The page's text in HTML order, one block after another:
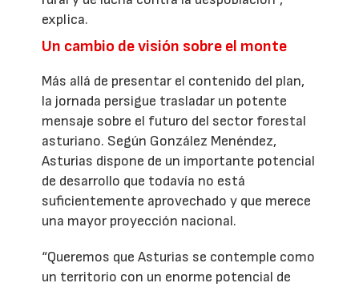
explica.
Un cambio de visión sobre el monte
Más allá de presentar el contenido del plan,
la jornada persigue trasladar un potente
mensaje sobre el futuro del sector forestal
asturiano. Según González Menéndez,
Asturias dispone de un importante potencial
de desarrollo que todavía no está
suficientemente aprovechado y que merece
una mayor proyección nacional.
“Queremos que Asturias se contemple como
un territorio con un enorme potencial de